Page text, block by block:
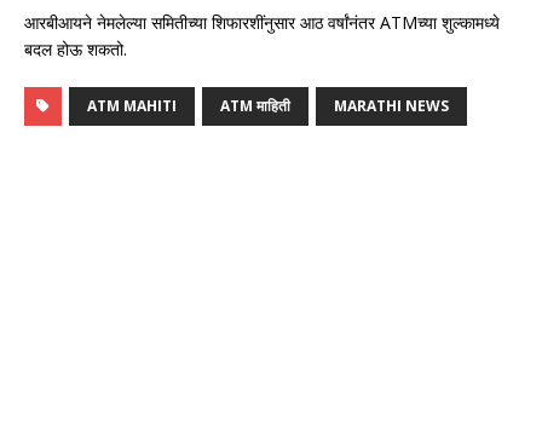
आरबीआयने नेमलेल्या समितीच्या शिफारशींनुसार आठ वर्षांनंतर ATMच्या शुल्कामध्ये
बदल होऊ शकतो.
ATM MAHITI ATM माहिती MARATHI NEWS